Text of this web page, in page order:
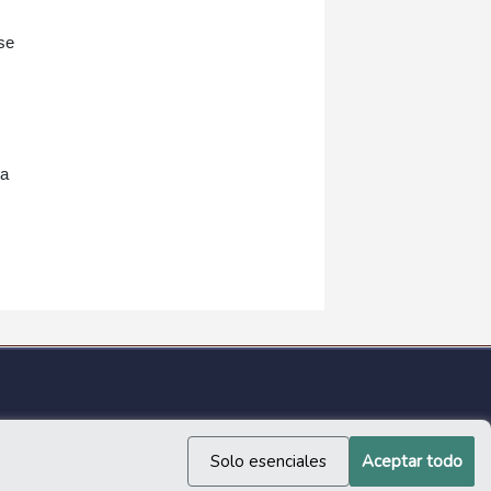
Solo esenciales Aceptar todo